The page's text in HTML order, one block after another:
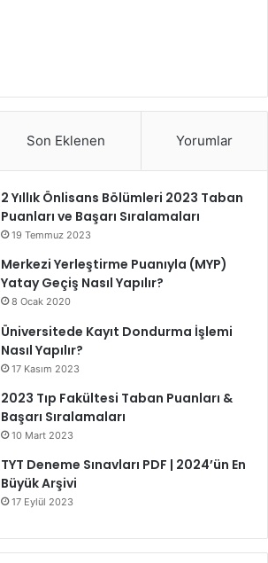
Son Eklenen Yorumlar
2 Yıllık Önlisans Bölümleri 2023 Taban
Puanları ve Başarı Sıralamaları
19 Temmuz 2023
Merkezi Yerleştirme Puanıyla (MYP)
Yatay Geçiş Nasıl Yapılır?
8 Ocak 2020
Üniversitede Kayıt Dondurma İşlemi
Nasıl Yapılır?
17 Kasım 2023
2023 Tıp Fakültesi Taban Puanları &
Başarı Sıralamaları
10 Mart 2023
TYT Deneme Sınavları PDF | 2024’ün En
Büyük Arşivi
17 Eylül 2023